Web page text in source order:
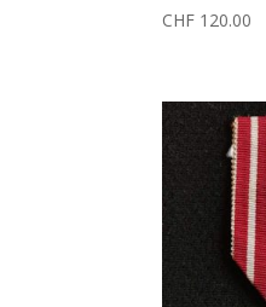
CHF 120.00